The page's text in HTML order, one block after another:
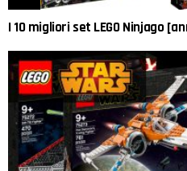
I 10 migliori set LEGO Ninjago